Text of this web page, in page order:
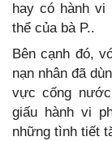
hay có hành vi
thể của bà P..
Bên cạnh đó,
nạn nhân đã
vực cống
giấu hành vi
những tình tiết